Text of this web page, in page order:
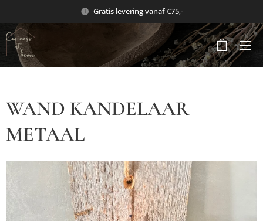
Gratis levering vanaf €75,-
WAND KANDELAAR
METAAL